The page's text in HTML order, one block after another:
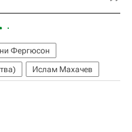
Фергюсон
Ислам Махачев